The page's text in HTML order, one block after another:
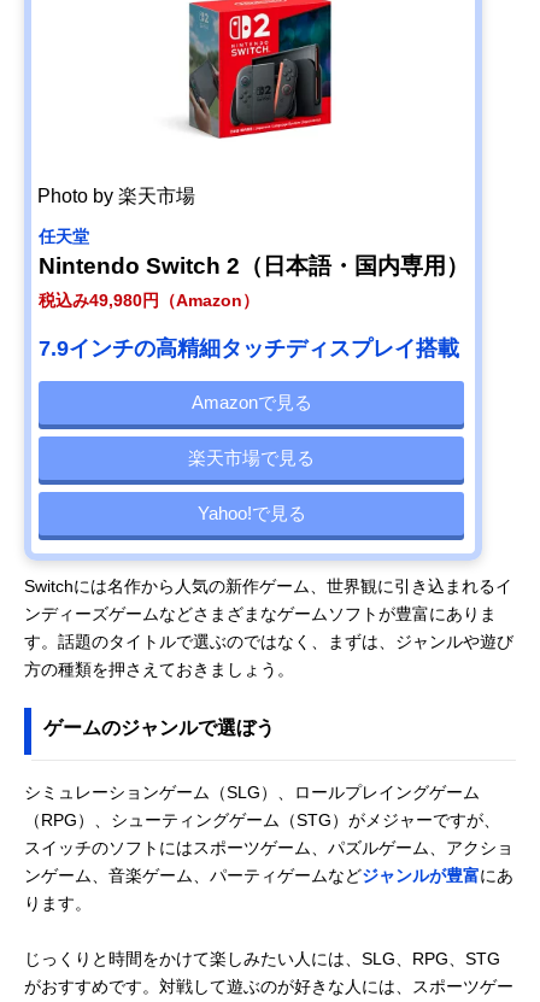
Photo by 楽天市場
任天堂
Nintendo Switch 2（日本語・国内専用）
税込み49,980円（Amazon）
7.9インチの高精細タッチディスプレイ搭載
Amazonで見る
楽天市場で見る
Yahoo!で見る
Switchには名作から人気の新作ゲーム、世界観に引き込まれるイ
ンディーズゲームなどさまざまなゲームソフトが豊富にありま
す。話題のタイトルで選ぶのではなく、まずは、ジャンルや遊び
方の種類を押さえておきましょう。
ゲームのジャンルで選ぼう
シミュレーションゲーム（SLG）、ロールプレイングゲーム
（RPG）、シューティングゲーム（STG）がメジャーですが、
スイッチのソフトにはスポーツゲーム、パズルゲーム、アクショ
ンゲーム、音楽ゲーム、パーティゲームなどジャンルが豊富にあ
ります。
じっくりと時間をかけて楽しみたい人には、SLG、RPG、STG
がおすすめです。対戦して遊ぶのが好きな人には、スポーツゲー